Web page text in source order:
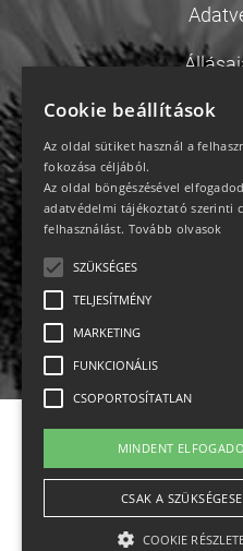
Jogi
Ebike
Cookie beállítások
Az oldal sütiket használ a
fokozása céljából.
Az oldal böngészésével
adatvédelmi tájékoztató szerinti
felhasználást. Tovább olvasok
SZÜKSÉGES
TELJESÍTMÉNY
MARKETING
FUNKCIONÁLIS
CSOPORTOSÍTATLAN
MINDENT
CSAK A
COOKIE